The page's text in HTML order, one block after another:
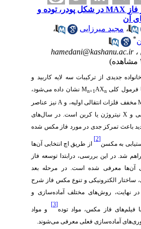
روش‌های سنتز فاز MAX در شکل پودر، توده و
آن
،مجید میرزایی
،
*
hamedani@kashanu.ac.ir
جدیدی از ترکیبات سه لایه کاربید و
فرمول کلی
Mn+1AXn
نشان داده می‏‌شود،
فلزات انتقالی اولیه، و A نیز عناصر
وX نیتروژن یا کربن است. در سال‌های
باعث تمرکز جدی در مورد فازمکس شده
به مکسن
از طریق اچ انتخابی آن‌ها
شد. در این بررسی، درابتدا توسعه فاز
معرفی شده است. در مرحله بعد
ساختار الکترونیکی و تنوع مکس فاز شرح
نهایت، روش‌های مختلف آماده‌سازی و
فیلم‌های فازمکس، مواد توده
و مواد
آماده‌سازی فعلی معرفی می‌شوند.